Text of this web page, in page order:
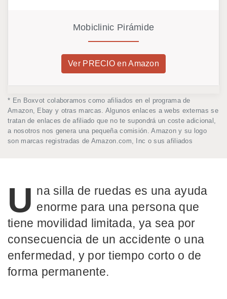
Mobiclinic Pirámide
Ver PRECIO en Amazon
* En Boxvot colaboramos como afiliados en el programa de
Amazon, Ebay y otras marcas. Algunos enlaces a webs externas se
tratan de enlaces de afiliado que no te supondrá un coste adicional,
a nosotros nos genera una pequeña comisión. Amazon y su logo
son marcas registradas de Amazon.com, Inc o sus afiliados
U na silla de ruedas es una ayuda
enorme para una persona que
tiene movilidad limitada, ya sea por
consecuencia de un accidente o una
enfermedad, y por tiempo corto o de
forma permanente.